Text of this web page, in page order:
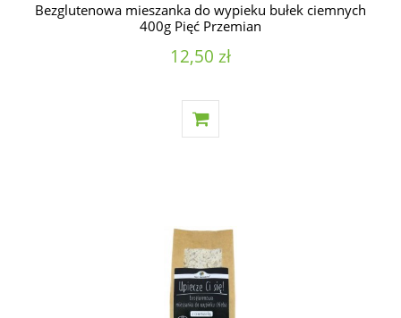
Bezglutenowa mieszanka do wypieku bułek ciemnych
400g Pięć Przemian
12,50 zł